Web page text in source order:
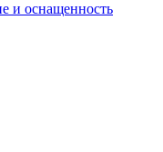
и оснащенность